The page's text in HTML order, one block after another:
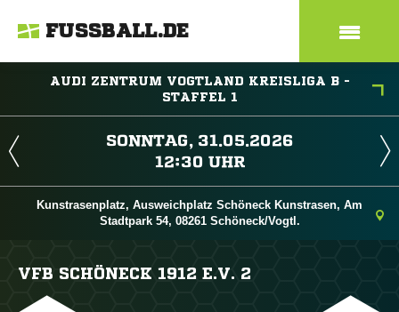
FUSSBALL.DE
AUDI ZENTRUM VOGTLAND KREISLIGA B -
STAFFEL 1
 
 
Kunstrasenplatz, Ausweichplatz Schöneck Kunstrasen, Am
Stadtpark 54, 08261 Schöneck/Vogtl.
VFB SCHÖNECK 1912 E.V. 2